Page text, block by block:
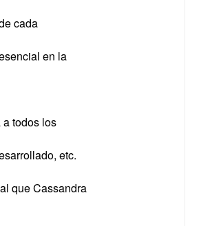
cada
en la
todos los
etc.
que Cassandra